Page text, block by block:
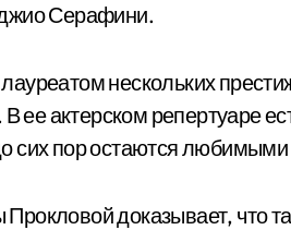
Серафини.
нескольких
В ее актерском репертуаре
сих пор остаются
доказывает, что